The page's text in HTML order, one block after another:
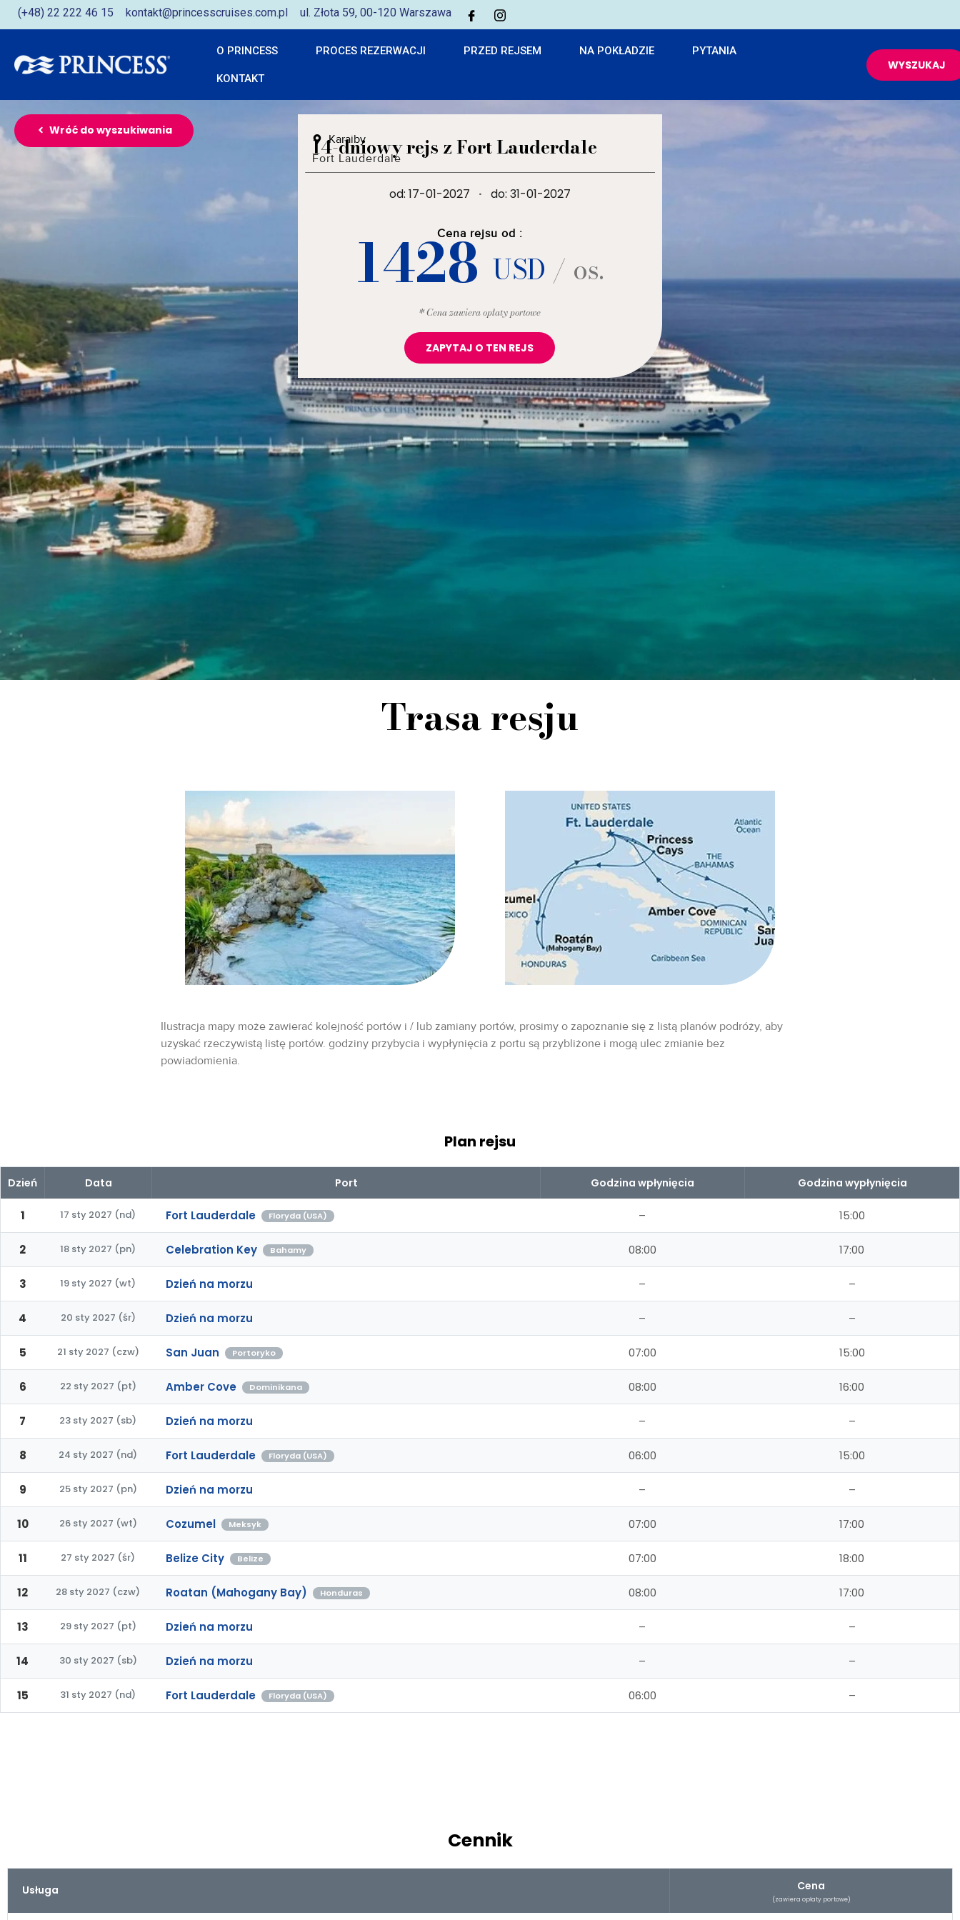
(+48) 22 222 46 15 kontakt@princesscruises.com.pl ul. Złota 59, 00-120 Warszawa
O PRINCESS PROCES REZERWACJI PRZED REJSEM NA POKŁADZIE PYTANIA
KONTAKT
WYSZUKAJ
Wróć do wyszukiwania
Karaiby
14-dniowy rejs z Fort Lauderdale
Fort Lauderdale
od: 17-01-2027 · do: 31-01-2027
Cena rejsu od :
1428USD / os.
* Cena zawiera opłaty portowe
ZAPYTAJ O TEN REJS
Trasa resju
Ilustracja mapy może zawierać kolejność portów i / lub zamiany portów, prosimy o zapoznanie się z listą planów podróży, aby
uzyskać rzeczywistą listę portów. godziny przybycia i wypłynięcia z portu są przybliżone i mogą ulec zmianie bez
powiadomienia.
Plan rejsu
Dzień Data Port Godzina wpłynięcia Godzina wypłynięcia
1 17 sty 2027 (nd) Fort Lauderdale Floryda (USA) – 15:00
2 18 sty 2027 (pn) Celebration Key Bahamy 08:00 17:00
3 19 sty 2027 (wt) Dzień na morzu – –
4 20 sty 2027 (śr) Dzień na morzu – –
5 21 sty 2027 (czw) San Juan Portoryko 07:00 15:00
6 22 sty 2027 (pt) Amber Cove Dominikana 08:00 16:00
7 23 sty 2027 (sb) Dzień na morzu – –
8 24 sty 2027 (nd) Fort Lauderdale Floryda (USA) 06:00 15:00
9 25 sty 2027 (pn) Dzień na morzu – –
10 26 sty 2027 (wt) Cozumel Meksyk 07:00 17:00
11 27 sty 2027 (śr) Belize City Belize 07:00 18:00
12 28 sty 2027 (czw) Roatan (Mahogany Bay) Honduras 08:00 17:00
13 29 sty 2027 (pt) Dzień na morzu – –
14 30 sty 2027 (sb) Dzień na morzu – –
15 31 sty 2027 (nd) Fort Lauderdale Floryda (USA) 06:00 –
Cennik
Usługa Cena
(zawiera opłaty portowe)